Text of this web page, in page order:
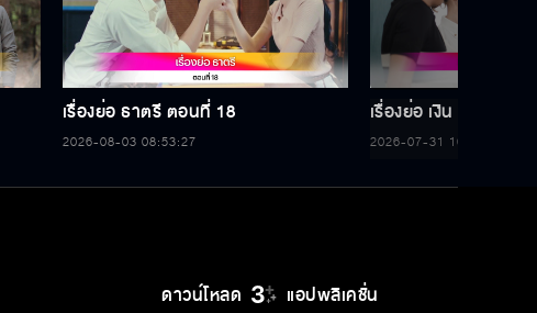
เรื่องย่อ ธาตรี ตอนที่ 18
2026-08-03 08:53:27
เรื่องย่อ เงิน งาน คว
2026-07-31 16:56:34
ดาวน์โหลด แอปพลิเคชั่น